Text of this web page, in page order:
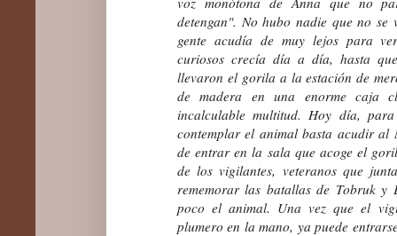
detengan". No hubo nadie que no
gente acudía de muy lejos para
curiosos crecía día a día, hasta
llevaron el gorila a la estación de
de madera en una enorme caja
incalculable multitud. Hoy día,
contemplar el animal basta acudir al
de entrar en la sala que acoge el
de los vigilantes, veteranos que
rememorar las batallas de Tobruk y
poco el animal. Una vez que el
plumero en la mano, ya puede